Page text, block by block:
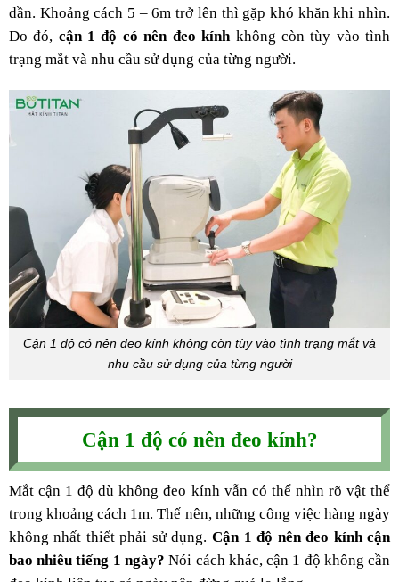
dần. Khoảng cách 5 – 6m trở lên thì gặp khó khăn khi nhìn.
Do đó, cận 1 độ có nên đeo kínhkhông còn tùy vào tình
trạng mắt và nhu cầu sử dụng của từng người.
Cận 1 độ có nên đeo kính không còn tùy vào tình trạng mắt và
nhu cầu sử dụng của từng người
Cận 1 độ có nên đeo kính?
Mắt cận 1 độ dù không đeo kính vẫn có thể nhìn rõ vật thể
trong khoảng cách 1m. Thế nên, những công việc hàng ngày
không nhất thiết phải sử dụng. Cận 1 độ nên đeo kính cận
bao nhiêu tiếng 1 ngày? Nói cách khác, cận 1 độ không cần